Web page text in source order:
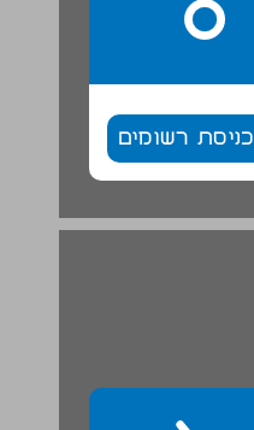
כניסת רשומים